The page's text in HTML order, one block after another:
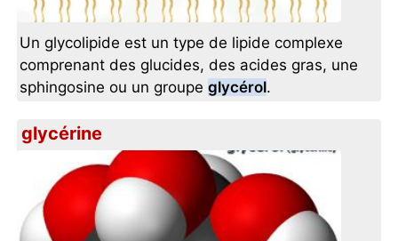
Un glycolipide est un type de lipide complexe
comprenant des glucides, des acides gras, une
sphingosine ou un groupeglycérol.
glycérine